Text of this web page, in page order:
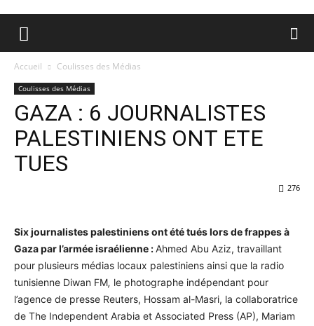
Accueil Coulisses des Médias
Coulisses des Médias
GAZA : 6 JOURNALISTES
PALESTINIENS ONT ETE
TUES
276
Sixjournalistes palestiniens ont été tués lors de frappes à
Gaza par l’armée israélienne :Ahmed Abu Aziz, travaillant
pour plusieurs médias locaux palestiniens ainsi que la radio
tunisienne Diwan FM, le photographe indépendant pour
l’agence de presse Reuters, Hossam al-Masri, la collaboratrice
de The Independent Arabia et Associated Press (AP), Mariam